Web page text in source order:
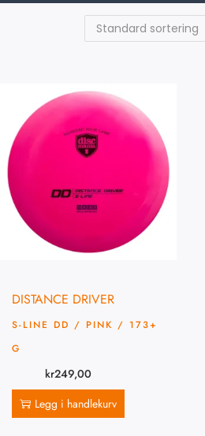
DISTANCE DRIVER
S-LINE DD / PINK / 173+
G
kr249,00
Legg i handlekurv